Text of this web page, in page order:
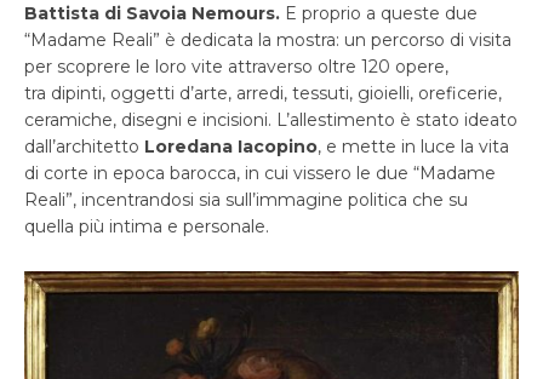
Battista di Savoia Nemours. E proprio a queste due
“Madame Reali” è dedicata la mostra: un percorso di visita
per scoprere le loro vite attraverso oltre 120 opere,
tra dipinti, oggetti d’arte, arredi, tessuti, gioielli, oreficerie,
ceramiche, disegni e incisioni. L’allestimento è stato ideato
dall’architetto Loredana Iacopino, e mette in luce la vita
di corte in epoca barocca, in cui vissero le due “Madame
Reali”, incentrandosi sia sull’immagine politica che su
quella più intima e personale.